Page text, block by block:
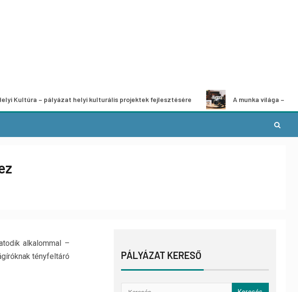
– pályázat helyi kulturális projektek fejlesztésére A munka világa – fotópályázat
alkalommal –
tényfeltáró
PÁLYÁZAT KERESŐ